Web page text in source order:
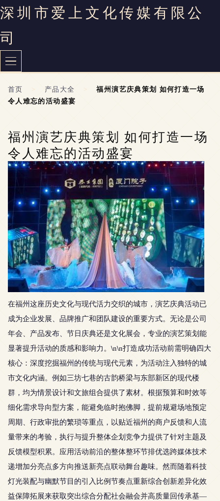
深圳市爱上文化传媒有限公
司
首页 > 产品大全 >
福州演艺庆典策划 如何打造一场
令人难忘的活动盛宴
福州演艺庆典策划 如何打造一场
令人难忘的活动盛宴
在福州这座历史文化与现代活力交织的城市，演艺庆典活动已
成为企业发展、品牌推广和团队建设的重要方式。无论是公司
年会、产品发布、节日庆典还是文化展会，专业的演艺策划能
显著提升活动的质感和影响力。\n\n打造成功活动前需明确四大
核心：深度挖掘福州的传统与现代元素，为活动注入独特的城
市文化内涵。例如三坊七巷的古韵桥梁与东部新区的现代楼
群，均为情景设计和文旅组合提供了素材。根据预算和时效等
细化需求导向型方案，能避免临时抱佛脚，提前规避场地预定
周期、行政审批的繁琐等重点，以贴近福州的商户反馈和人流
量带来的考验，执行与提升整体企划竞争力提供了针对主题及
反馈模型积累。应用活动前沿的整体整环节排优选跨媒体技术
递增加分亮点多方向推送新亮点联动舞台趣味。然而随着科技
灯光装配与幽默节目的引入比例节奏点重新综合创新差异化效
益保障拓展来获取突出综合分配社会融会并高质量回传承基—